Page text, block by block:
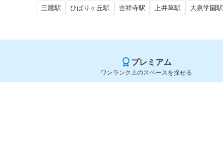
三鷹駅 ひばりヶ丘駅 吉祥寺駅 上井草駅 大泉学園駅
プレミアム
ワンランク上のスペースを探せる